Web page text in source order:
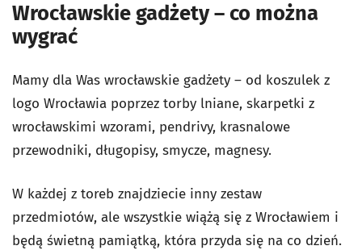
Wrocławskie gadżety – co można
wygrać
Mamy dla Was wrocławskie gadżety – od koszulek z
logo Wrocławia poprzez torby lniane, skarpetki z
wrocławskimi wzorami, pendrivy, krasnalowe
przewodniki, długopisy, smycze, magnesy.
W każdej z toreb znajdziecie inny zestaw
przedmiotów, ale wszystkie wiążą się z Wrocławiem i
będą świetną pamiątką, która przyda się na co dzień.